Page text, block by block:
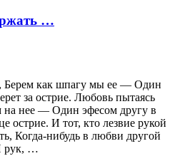
…
Берем как шпагу мы ее — Один
за острие. Любовь пытаясь
на нее — Один эфесом другу в
острие. И тот, кто лезвие рукой
Когда-нибудь в любви другой
рук, …